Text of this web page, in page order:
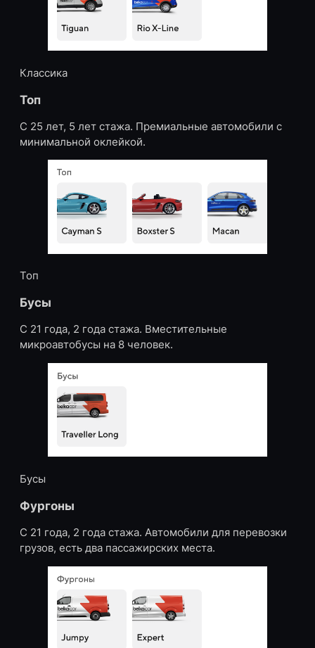
Классика
Топ
С 25 лет, 5 лет стажа. Премиальные автомобили с
минимальной оклейкой.
Топ
Бусы
С 21 года, 2 года стажа. Вместительные
микроавтобусы на 8 человек.
Бусы
Фургоны
С 21 года, 2 года стажа. Автомобили для перевозки
грузов, есть два пассажирских места.